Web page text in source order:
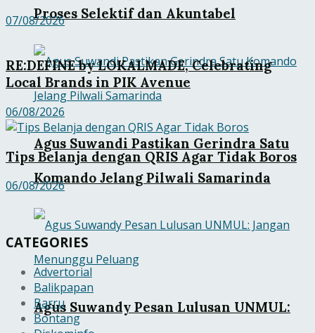
Proses Selektif dan Akuntabel
Agus Suwandi Pastikan Gerindra Satu
Komando Jelang Pilwali Samarinda
Agus Suwandy Pesan Lulusan UNMUL:
07/08/2026
RE:DEFINE by LOKALMADE, Celebrating
Local Brands in PIK Avenue
06/08/2026
Tips Belanja dengan QRIS Agar Tidak Boros
06/08/2026
CATEGORIES
Advertorial
Balikpapan
Barru
Bontang